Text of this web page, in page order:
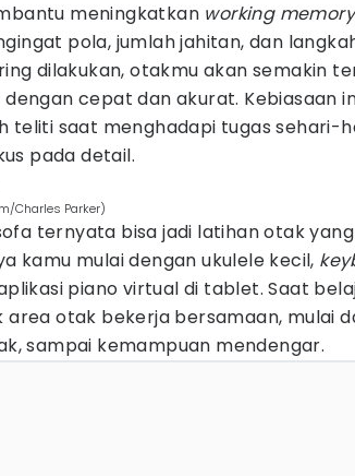
meningkatkan working memory
pola, jumlah jahitan, dan
dilakukan, otakmu akan semakin
cepat dan akurat. Kebiasaan
teliti saat menghadapi tugas sehari-
pada detail.
Charles Parker)
ternyata bisa jadi latihan otak yang
kamu mulai dengan ukulele kecil,
piano virtual di tablet. Saat
area otak bekerja bersamaan, mulai
sampai kemampuan mendengar.